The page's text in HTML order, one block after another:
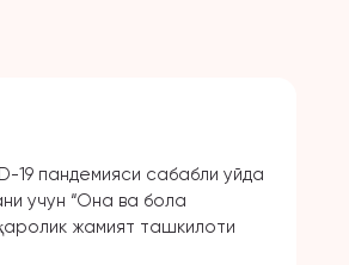
19 пандемияси сабабли уйда
учун “Она ва бола
жамият ташкилоти